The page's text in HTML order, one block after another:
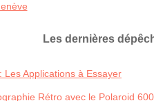
Les dernières
Les Applications à Essayer
Rétro avec le Polaroid 600